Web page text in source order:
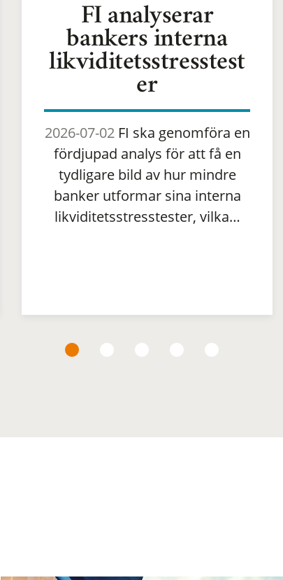
FI analyserar
bankers interna
likviditetsstresstest
er
2026-07-02FI ska genomföra en
fördjupad analys för att få en
tydligare bild av hur mindre
banker utformar sina interna
likviditetsstresstester, vilka…